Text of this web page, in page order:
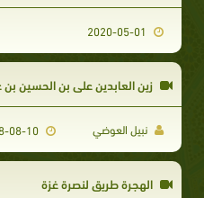
زين العابدين علي بن الحسين
نبيل العوضي
الهجرة طريق لنصرة غزة